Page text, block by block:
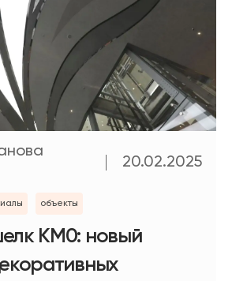
20.02.2025
объекты
КМ0: новый